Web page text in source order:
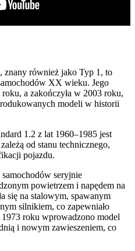
znany również jako Typ 1, to
XX wieku. Jego
a zakończyła w 2003 roku,
modeli w historii
1.2 z lat 1960–1985 jest
od stanu technicznego,
pojazdu.
seryjnie
powietrzem i napędem na
się na stalowym, spawanym
silnikiem, co zapewniało
roku wprowadzono model
i nowym zawieszeniem, co